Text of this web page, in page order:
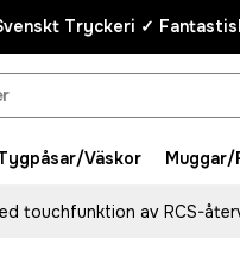
Tryckeri ✓
Väskor Muggar/
touchfunktion av RCS-